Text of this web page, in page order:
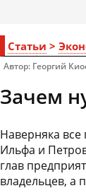
Статьи >
Автор: Георгий
Зачем
Наверняка все
Ильфа и
глав
владельцев, а